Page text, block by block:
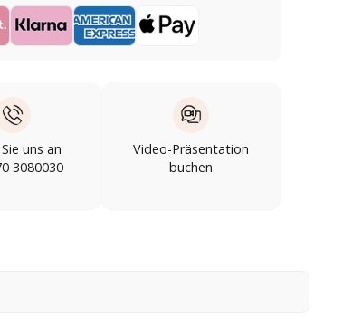
uns an
3080030
Video-Präsentation
buchen